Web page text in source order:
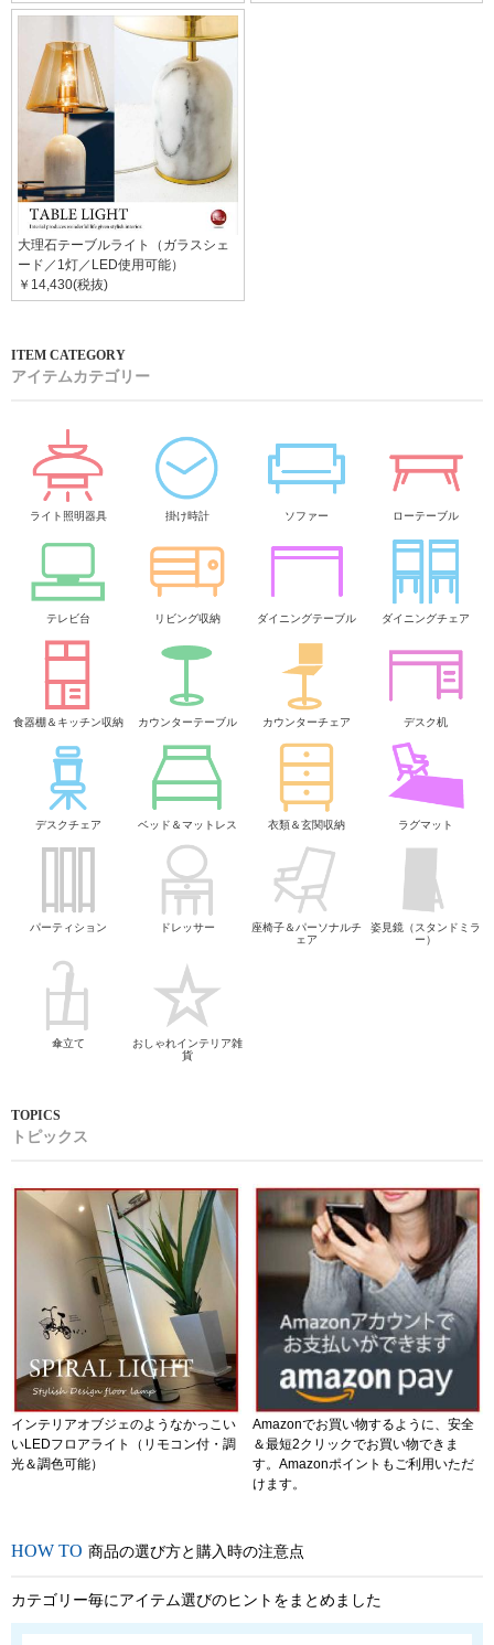
大理石テーブルライト（ガラスシェ
ード／1灯／LED使用可能）
￥14,430(税抜)
アイテムカテゴリー
ライト照明器具 掛け時計 ソファー ローテーブル
テレビ台 リビング収納 ダイニングテーブル ダイニングチェア
食器棚＆キッチン収納 カウンターテーブル カウンターチェア デスク机
デスクチェア ベッド＆マットレス 衣類＆玄関収納 ラグマット
パーティション ドレッサー
座椅子＆パーソナルチ
ェア
姿見鏡（スタンドミラ
ー）
傘立て
おしゃれインテリア雑
貨
トピックス
インテリアオブジェのようなかっこい
いLEDフロアライト（リモコン付・調
光＆調色可能）
Amazonでお買い物するように、安全
＆最短2クリックでお買い物できま
す。Amazonポイントもご利用いただ
けます。
商品の選び方と購入時の注意点
カテゴリー毎にアイテム選びのヒントをまとめました